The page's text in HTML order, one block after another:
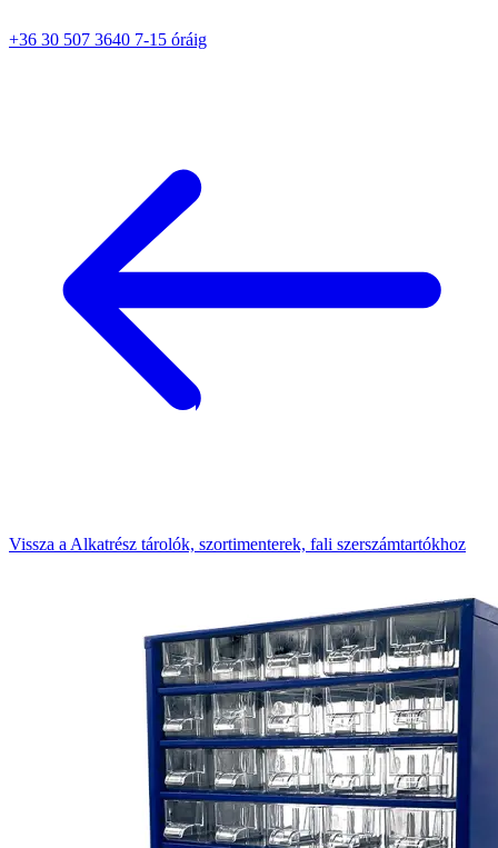
+36 30 507 3640 7-15 óráig
Vissza a Alkatrész tárolók, szortimenterek, fali szerszámtartókhoz